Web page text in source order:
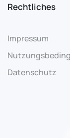
Rechtliches
Impressum
Datenschutz